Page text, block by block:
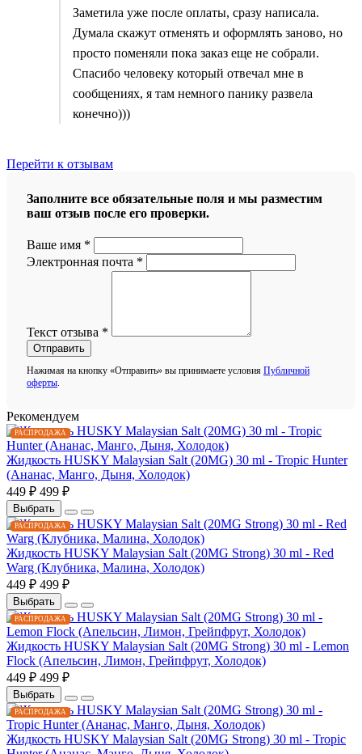
Заметила уже после оплаты, сразу написала.
Думала скажут отменять и оформлять заново, но
просто поменяли пока заказ еще не собрали.
Спасибо человеку который отвечал мне в
сообщениях, я там немного панику развела
конечно)))
Перейти к отзывам
Заполните все обязательные поля и мы разместим
ваш отзыв после его проверки.
Ваше имя *
Электронная почта *
Текст отзыва *
Отправить
Нажимая на кнопку «Отправить» вы принимаете условия Публичной
оферты
Рекомендуем
РАСПРОДАЖА
Жидкость HUSKY Malaysian Salt (20MG) 30 ml - Tropic Hunter
(Ананас, Манго, Дыня, Холодок)
449 ₽ 499 ₽
Выбрать
РАСПРОДАЖА
Жидкость HUSKY Malaysian Salt (20MG Strong) 30 ml - Red
Warg (Клубника, Малина, Холодок)
449 ₽ 499 ₽
Выбрать
РАСПРОДАЖА
Жидкость HUSKY Malaysian Salt (20MG Strong) 30 ml - Lemon
Flock (Апельсин, Лимон, Грейпфрут, Холодок)
449 ₽ 499 ₽
Выбрать
РАСПРОДАЖА
Жидкость HUSKY Malaysian Salt (20MG Strong) 30 ml - Tropic